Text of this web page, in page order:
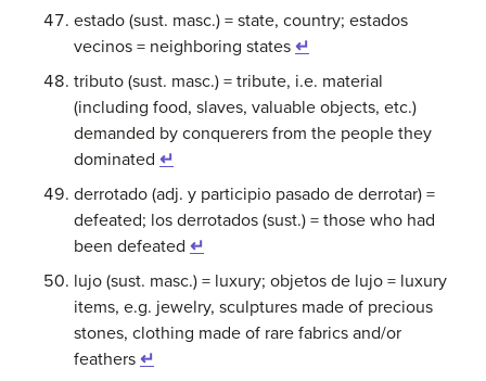
estado (sust. masc.) = state, country; estados
vecinos = neighboring states ↵
tributo (sust. masc.) = tribute, i.e. material
(including food, slaves, valuable objects, etc.)
demanded by conquerers from the people they
dominated ↵
derrotado (adj. y participio pasado de derrotar) =
defeated; los derrotados (sust.) = those who had
been defeated ↵
lujo (sust. masc.) = luxury; objetos de lujo = luxury
items, e.g. jewelry, sculptures made of precious
stones, clothing made of rare fabrics and/or
feathers ↵